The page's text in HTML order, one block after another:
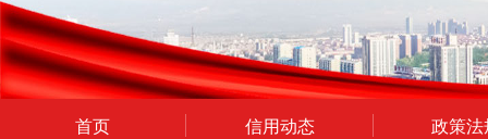
首页 信用动态 政策法